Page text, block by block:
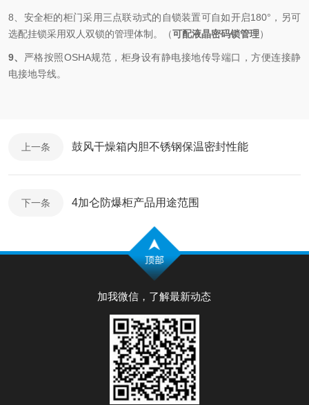
8、安全柜的柜门采用三点联动式的自锁装置可自如开启180°， 另可
选配挂锁采用双人双锁的管理体制。（可配液晶密码锁管理）
9、 严格按照OSHA规范，柜身设有静电接地传导端口，方便连接静
电接地导线。
上一条 鼓风干燥箱内胆不锈钢保温密封性能
下一条 4加仑防爆柜产品用途范围
加我微信，了解最新动态